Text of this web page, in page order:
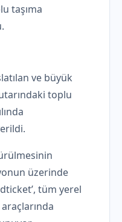
taşıma
ve büyük
toplu
üzerinde
tüm yerel